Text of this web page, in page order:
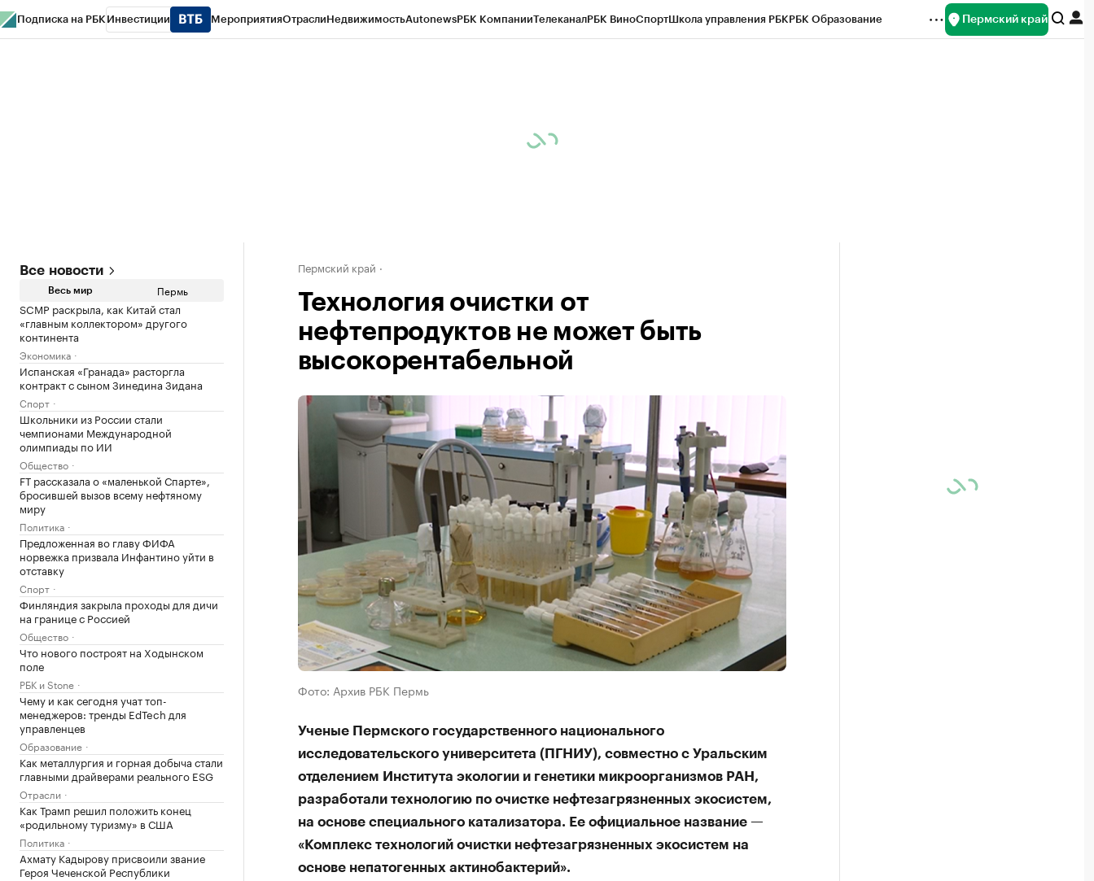
Подписка на РБК Инвестиции МероприятияОтраслиНедвижимостьAutonewsРБК КомпанииТелеканалРБК ВиноСпортШкола управления РБКРБК Образование Пермский край
Все новости
Весь мир Пермь
SCMP раскрыла, как Китай стал
«главным коллектором» другого
континента
Экономика
Испанская «Гранада» расторгла
контракт с сыном Зинедина Зидана
Спорт
Школьники из России стали
чемпионами Международной
олимпиады по ИИ
Общество
FT рассказала о «маленькой Спарте»,
бросившей вызов всему нефтяному
миру
Политика
Предложенная во главу ФИФА
норвежка призвала Инфантино уйти в
отставку
Спорт
Финляндия закрыла проходы для дичи
на границе с Россией
Общество
Что нового построят на Ходынском
поле
РБК и Stone
Чему и как сегодня учат топ-
менеджеров: тренды EdTech для
управленцев
Образование
Как металлургия и горная добыча стали
главными драйверами реального ESG
Отрасли
Как Трамп решил положить конец
«родильному туризму» в США
Политика
Ахмату Кадырову присвоили звание
Героя Чеченской Республики
Пермский край
Технология очистки от
нефтепродуктов не может быть
высокорентабельной
Фото: Архив РБК Пермь
Ученые Пермского государственного национального
исследовательского университета (ПГНИУ), совместно с Уральским
отделением Института экологии и генетики микроорганизмов РАН,
разработали технологию по очистке нефтезагрязненных экосистем,
на основе специального катализатора. Ее официальное название —
«Комплекс технологий очистки нефтезагрязненных экосистем на
основе непатогенных актинобактерий».